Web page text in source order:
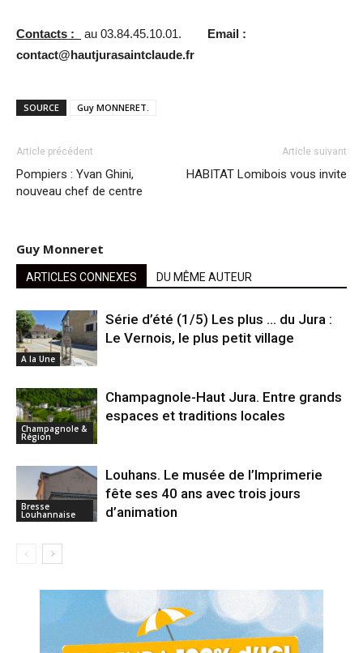
Contacts : au 03.84.45.10.01.
Email :
contact@hautjurasaintclaude.fr
SOURCE Guy MONNERET.
Article précédent
Pompiers : Yvan Ghini,
nouveau chef de centre
Article suivant
HABITAT Lomibois vous invite
Guy Monneret
ARTICLES CONNEXES DU MÊME AUTEUR
A la Une
Série d’été (1/5) Les plus … du Jura :
Le Vernois, le plus petit village
Champagnole &
Région
Champagnole-Haut Jura. Entre grands
espaces et traditions locales
Bresse
Louhannaise
Louhans. Le musée de l’Imprimerie
fête ses 40 ans avec trois jours
d’animation